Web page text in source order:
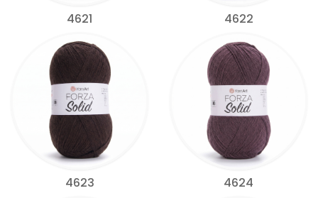
4621 4622
4623 4624